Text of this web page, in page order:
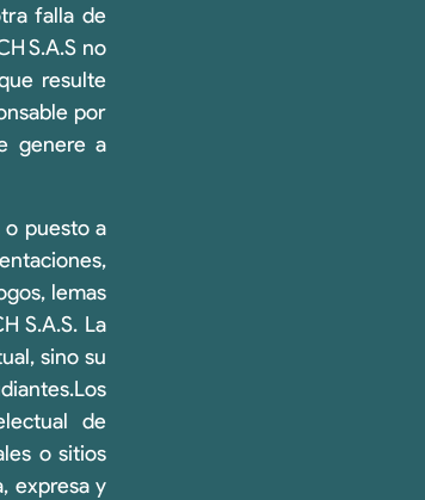
falla de
S.A.S no
resulte
por
genere a
puesto a
lemas
S.A.S. La
sino su
de
o sitios
expresa y